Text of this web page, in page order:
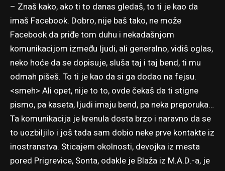
– Znaš kako, ako ti to danas gledaš, to ti je kao da
imaš Facebook. Dobro, nije baš tako, ne može
Facebook da priđe tom duhu i nekadašnjom
komunikacijom između ljudi, ali generalno, vidiš oglas,
neko hoće da se dopisuje, sluša taj i taj bend, ti mu
odmah pišeš. To ti je kao da si ga dodao na fejsu.
<smeh> Ali opet, nije to to, ovde čekaš da ti stigne
pismo, pa kaseta, ljudi imaju bend, pa neka preporuka…
Ta komunikacija je krenula dosta brzo i naravno da se
to uozbiljilo i još tada sam dobio neke prve kontakte iz
inostranstva. Sticajem okolnosti, devojka iz mesta
pored Prigrevice, Sonta, odakle je Blaža iz M.A.D.-a, je